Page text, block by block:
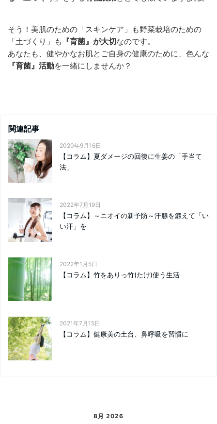
そう！美肌のための「スキンケア」も野菜栽培のための
「土づくり」も 『育菌』が大切なのです。
あなたも、健やかなお肌とご自身の健康のために、色んな
『育菌』活動を一緒にしませんか？
関連記事
2020年9月16日
【コラム】夏ダメージの回復に生姜の「手当て
法」
2022年7月19日
【コラム】～ニオイの新予防～汗腺を鍛えて「い
い汗」を
2022年1月5日
【コラム】竹をありっ竹(たけ)使う生活
2021年7月15日
【コラム】健康美の土台、鼻呼吸を習慣に
8月 2026